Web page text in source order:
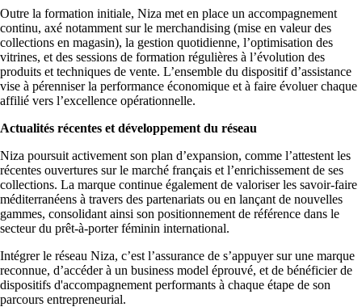
Outre la formation initiale, Niza met en place un accompagnement
continu, axé notamment sur le merchandising (mise en valeur des
collections en magasin), la gestion quotidienne, l’optimisation des
vitrines, et des sessions de formation régulières à l’évolution des
produits et techniques de vente. L’ensemble du dispositif d’assistance
vise à pérenniser la performance économique et à faire évoluer chaque
affilié vers l’excellence opérationnelle.
Actualités récentes et développement du réseau
Niza poursuit activement son plan d’expansion, comme l’attestent les
récentes ouvertures sur le marché français et l’enrichissement de ses
collections. La marque continue également de valoriser les savoir-faire
méditerranéens à travers des partenariats ou en lançant de nouvelles
gammes, consolidant ainsi son positionnement de référence dans le
secteur du prêt-à-porter féminin international.
Intégrer le réseau Niza, c’est l’assurance de s’appuyer sur une marque
reconnue, d’accéder à un business model éprouvé, et de bénéficier de
dispositifs d'accompagnement performants à chaque étape de son
parcours entrepreneurial.